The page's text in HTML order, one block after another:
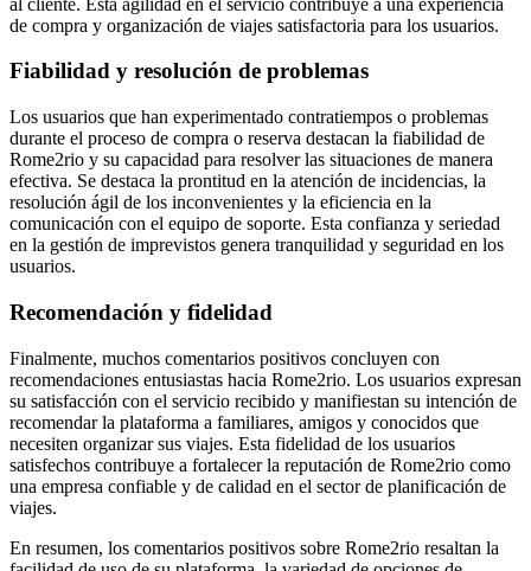
de compra y organización de viajes satisfactoria para los usuarios.
Fiabilidad y resolución de problemas
Los usuarios que han experimentado contratiempos o problemas
durante el proceso de compra o reserva destacan la fiabilidad de
Rome2rio y su capacidad para resolver las situaciones de manera
efectiva. Se destaca la prontitud en la atención de incidencias, la
resolución ágil de los inconvenientes y la eficiencia en la
comunicación con el equipo de soporte. Esta confianza y seriedad
en la gestión de imprevistos genera tranquilidad y seguridad en los
usuarios.
Recomendación y fidelidad
Finalmente, muchos comentarios positivos concluyen con
recomendaciones entusiastas hacia Rome2rio. Los usuarios expresan
su satisfacción con el servicio recibido y manifiestan su intención de
recomendar la plataforma a familiares, amigos y conocidos que
necesiten organizar sus viajes. Esta fidelidad de los usuarios
satisfechos contribuye a fortalecer la reputación de Rome2rio como
una empresa confiable y de calidad en el sector de planificación de
viajes.
En resumen, los comentarios positivos sobre Rome2rio resaltan la